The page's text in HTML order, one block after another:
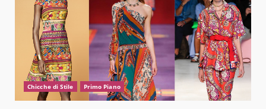
Chicche di Stile Primo Piano